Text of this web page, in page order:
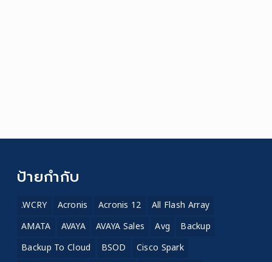
ป้ายกำกับ
.WCRY Acronis Acronis 12
All Flash Array
AMATA
AVAYA AVAYA Sales Avg
Backup
Backup To Cloud
BSOD
Cisco Spark